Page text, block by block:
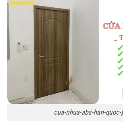
cua-nhua-abs-han-